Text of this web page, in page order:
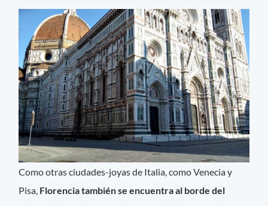
Como otras ciudades-joyas de Italia, como Venecia y
Pisa, Florencia también se encuentra al borde del